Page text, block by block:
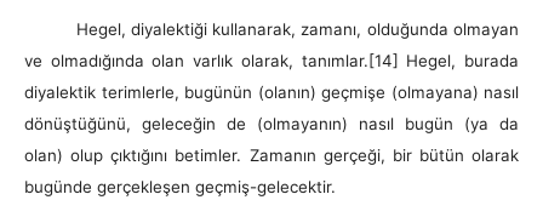
Hegel, diyalektiği kullanarak, zamanı, olduğunda olmayan
ve olmadığında olan varlık olarak, tanımlar.[14] Hegel, burada
diyalektik terimlerle, bugünün (olanın) geçmişe (olmayana) nasıl
dönüştüğünü, geleceğin de (olmayanın) nasıl bugün (ya da
olan) olup çıktığını betimler. Zamanın gerçeği, bir bütün olarak
bugünde gerçekleşen geçmiş-gelecektir.